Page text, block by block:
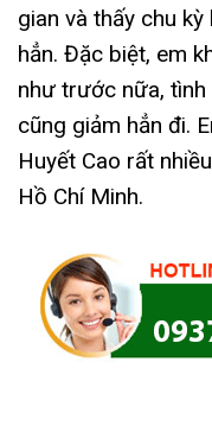
gian và thấy chu
hẳn. Đặc biệt, em
như trước nữa, tình
cũng giảm hẳn đi.
Huyết Cao rất
Hồ Chí Minh.